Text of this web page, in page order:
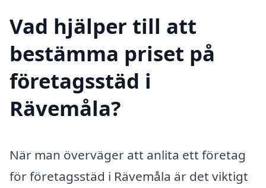
Vad hjälper till att
bestämma priset på
företagsstäd i
Rävemåla?
När man överväger att anlita ett företag
för företagsstäd i Rävemåla är det viktigt